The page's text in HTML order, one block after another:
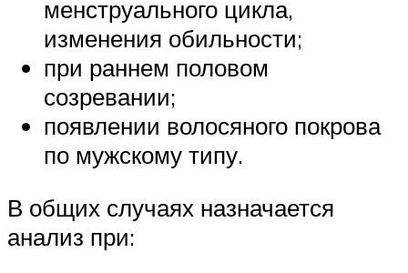
менструального цикла,
изменения обильности;
при раннем половом
созревании;
появлении волосяного покрова
по мужскому типу.
В общих случаях назначается
анализ при: